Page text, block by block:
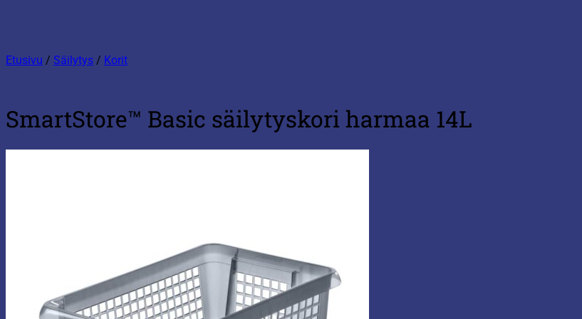
Etusivu / Säilytys / Korit
SmartStore™ Basic säilytyskori harmaa 14L